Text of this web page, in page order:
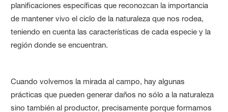
planificaciones específicas que reconozcan la importancia
de mantener vivo el ciclo de la naturaleza que nos rodea,
teniendo en cuenta las características de cada especie y la
región donde se encuentran.
Cuando volvemos la mirada al campo, hay algunas
prácticas que pueden generar daños no sólo a la naturaleza
sino también al productor, precisamente porque formamos